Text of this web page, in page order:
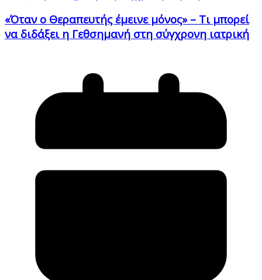
«Όταν ο Θεραπευτής έμεινε μόνος» – Τι μπορεί
να διδάξει η Γεθσημανή στη σύγχρονη ιατρική